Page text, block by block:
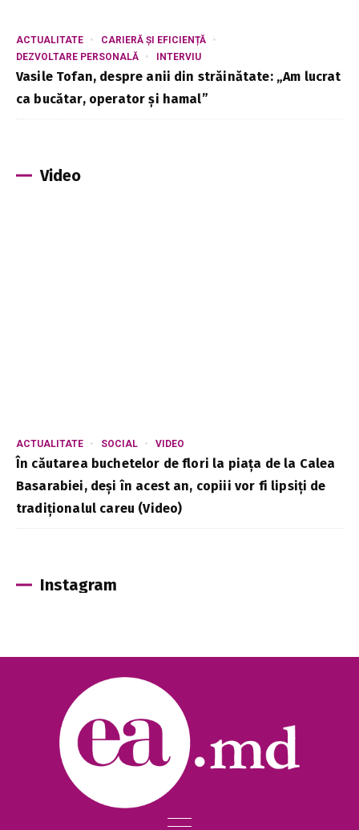
ACTUALITATE
CARIERĂ ȘI EFICIENȚĂ
DEZVOLTARE PERSONALĂ
INTERVIU
Vasile Tofan, despre anii din străinătate: „Am lucrat
ca bucătar, operator și hamal”
Video
ACTUALITATE SOCIAL VIDEO
În căutarea buchetelor de flori la piața de la Calea
Basarabiei, deși în acest an, copiii vor fi lipsiți de
tradiționalul careu (Video)
Instagram